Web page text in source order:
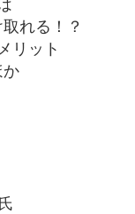
れる！？
リット
か